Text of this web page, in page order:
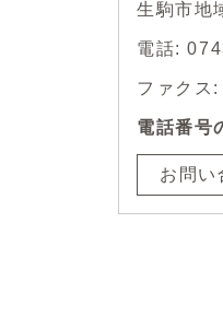
生駒市地
電話:
ファク
電話番号
お問い